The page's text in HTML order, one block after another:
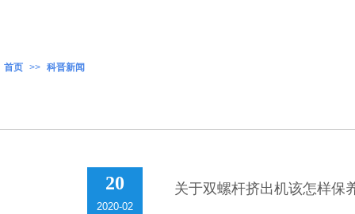
首页 >> 科晋新闻
20
2020-02
关于双螺杆挤出机该怎样保